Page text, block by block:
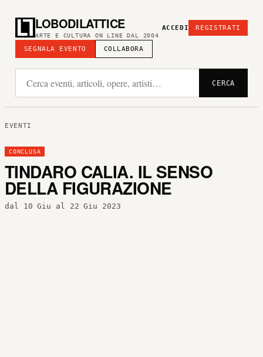
LOBODILATTICE
ARTE E CULTURA ON LINE DAL 2004
SEGNALA EVENTO COLLABORA
ACCEDI REGISTRATI
CERCA
EVENTI
CONCLUSA
TINDARO CALIA. IL SENSO
DELLA FIGURAZIONE
dal 10 Giu al 22 Giu 2023